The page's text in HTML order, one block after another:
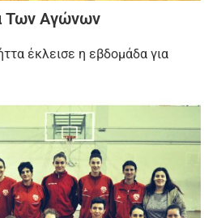
Των Αγώνων
έκλεισε η εβδομάδα για